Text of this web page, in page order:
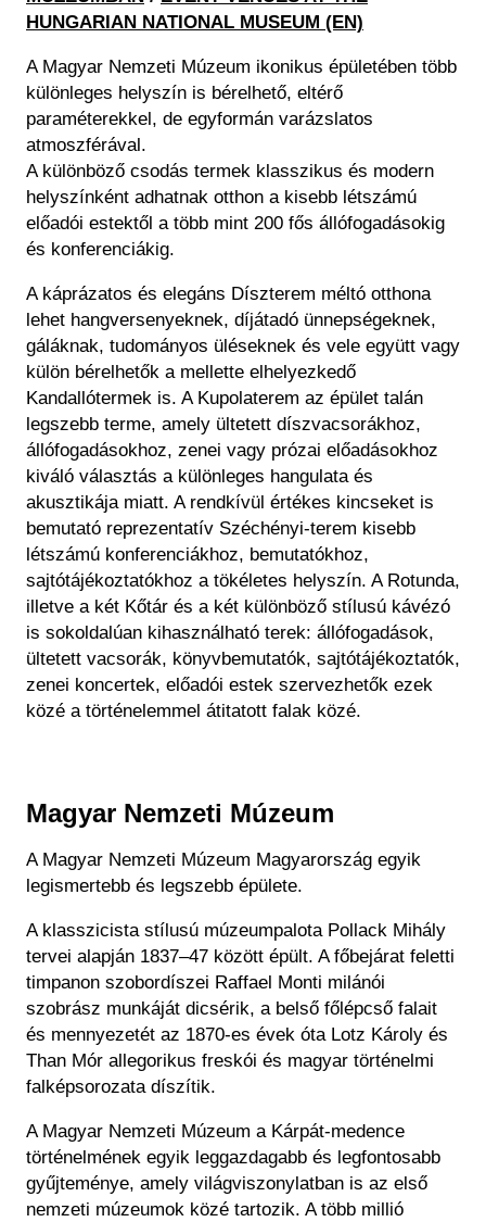
Régészet
Tagintézmények
Felnőttképzés
Közérdekű adatok
Képcsarnok
Történeti Fényképtár
Éremtár
Adattár
Központi Könyvtár
HUNGARIAN NATIONAL MUSEUM (EN)
A Magyar Nemzeti Múzeum ikonikus épületében több
különleges helyszín is bérelhető, eltérő
paraméterekkel, de egyformán varázslatos
atmoszférával.
A különböző csodás termek klasszikus és modern
helyszínként adhatnak otthon a kisebb létszámú
előadói estektől a több mint 200 fős állófogadásokig
és konferenciákig.
A káprázatos és elegáns Díszterem méltó otthona
lehet hangversenyeknek, díjátadó ünnepségeknek,
gáláknak, tudományos üléseknek és vele együtt vagy
külön bérelhetők a mellette elhelyezkedő
Kandallótermek is. A Kupolaterem az épület talán
legszebb terme, amely ültetett díszvacsorákhoz,
állófogadásokhoz, zenei vagy prózai előadásokhoz
kiváló választás a különleges hangulata és
akusztikája miatt. A rendkívül értékes kincseket is
bemutató reprezentatív Széchényi-terem kisebb
létszámú konferenciákhoz, bemutatókhoz,
sajtótájékoztatókhoz a tökéletes helyszín. A Rotunda,
illetve a két Kőtár és a két különböző stílusú kávézó
is sokoldalúan kihasználható terek: állófogadások,
ültetett vacsorák, könyvbemutatók, sajtótájékoztatók,
zenei koncertek, előadói estek szervezhetők ezek
közé a történelemmel átitatott falak közé.
Magyar Nemzeti Múzeum
A Magyar Nemzeti Múzeum Magyarország egyik
legismertebb és legszebb épülete.
A klasszicista stílusú múzeumpalota Pollack Mihály
tervei alapján 1837–47 között épült. A főbejárat feletti
timpanon szobordíszei Raffael Monti milánói
szobrász munkáját dicsérik, a belső főlépcső falait
és mennyezetét az 1870-es évek óta Lotz Károly és
Than Mór allegorikus freskói és magyar történelmi
falképsorozata díszítik.
A Magyar Nemzeti Múzeum a Kárpát-medence
történelmének egyik leggazdagabb és legfontosabb
gyűjteménye, amely világviszonylatban is az első
nemzeti múzeumok közé tartozik. A több millió